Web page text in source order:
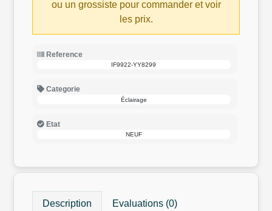
ou un grossiste pour commander et voir
les prix.
Reference
IF9922-YY8299
Categorie
Éclairage
Etat
NEUF
Description Evaluations (0)